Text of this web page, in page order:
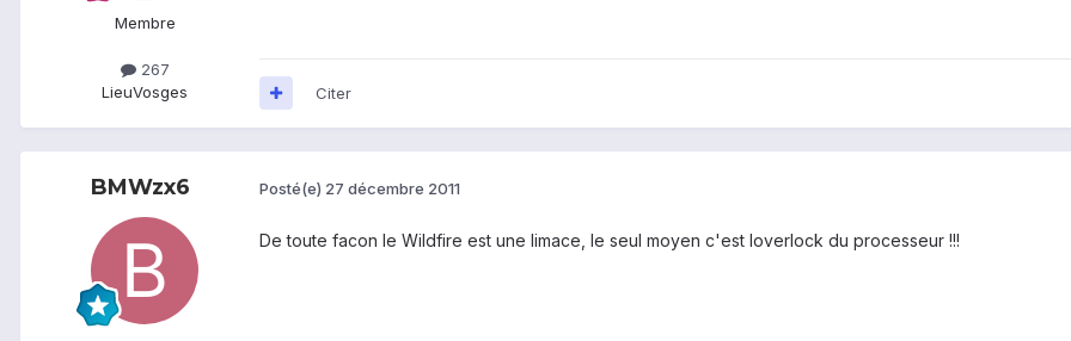
Membre
267
LieuVosges Citer
BMWzx6 Posté(e) 27 décembre 2011
De toute facon le Wildfire est une limace, le seul moyen c'est loverlock du processeur !!!